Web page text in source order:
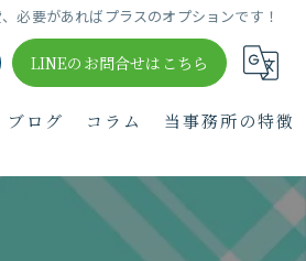
必要があればプラスのオプションです！
LINEのお問合せはこちら
ブログ コラム 当事務所の特徴
浮気調査
行動調査